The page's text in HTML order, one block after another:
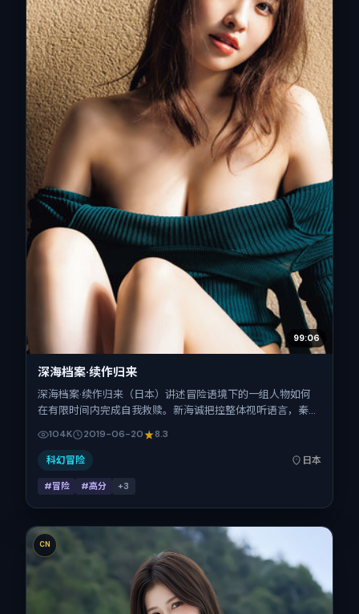
99:06
深海档案·续作归来
深海档案·续作归来（日本）讲述冒险语境下的一组人物如何
在有限时间内完成自我救赎。新海诚把控整体视听语言，秦
富。影片定于 2019-06-20 起陆续登陆院线与网络平台，暑
期档公映，片长164分钟。
104K 2019-06-20 8.3
科幻冒险 日本
#冒险 #高分 +3
CN